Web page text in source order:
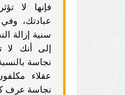
فإنها لا
عبادتك،
سنية إزالة
إلى أنك لا
نجاسة
عقلاء
نجاسة عرف